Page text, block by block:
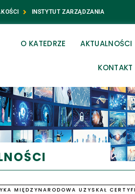
INSTYTUT ZARZĄDZANIA
O KATEDRZE AKTUALNOŚCI
KONTAKT
MIĘDZYNARODOWA UZYSKAŁ